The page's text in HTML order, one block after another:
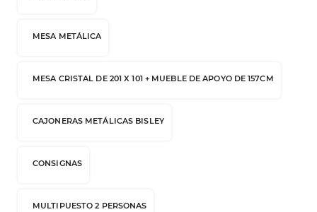
MESA METÁLICA
MESA CRISTAL DE 201 X 101 + MUEBLE DE APOYO DE 157CM
CAJONERAS METÁLICAS BISLEY
CONSIGNAS
MULTIPUESTO 2 PERSONAS